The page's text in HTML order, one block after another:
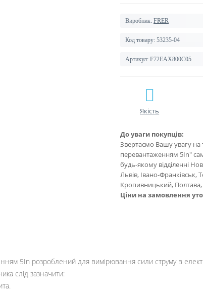
Виробник: FRER
Код товару: 53235-04
Артикул: F72EAX800C05
Якість
До уваги покупців:
Звертаємо Вашу увагу
перевантаженням 5In"
будь-якому відділенні
Львів, Івано-
Кропивницький, Полтава,
Ціни на замовлення
5In розроблений для вимірювання сили струму в
слід зазначити: